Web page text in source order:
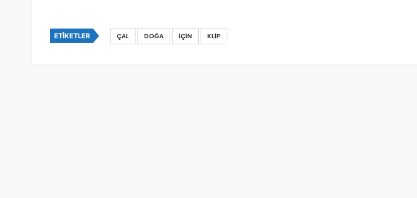
ETIKETLER ÇAL DOĞA IÇIN KLIP